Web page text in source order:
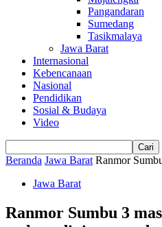
Pangandaran
Sumedang
Tasikmalaya
Jawa Barat
Internasional
Kebencanaan
Nasional
Pendidikan
Sosial & Budaya
Video
Beranda Jawa Barat Ranmor
Jawa Barat
Ranmor Sumbu 3